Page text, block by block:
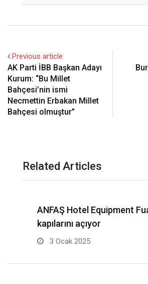
Previous article
AK Parti İBB Başkan Adayı
Kurum: “Bu Millet
Bahçesi’nin ismi
Necmettin Erbakan Millet
Bahçesi olmuştur”
Related Articles
ANFAŞ Hotel Equipment Fuarı
kapılarını açıyor
3 Ocak 2025